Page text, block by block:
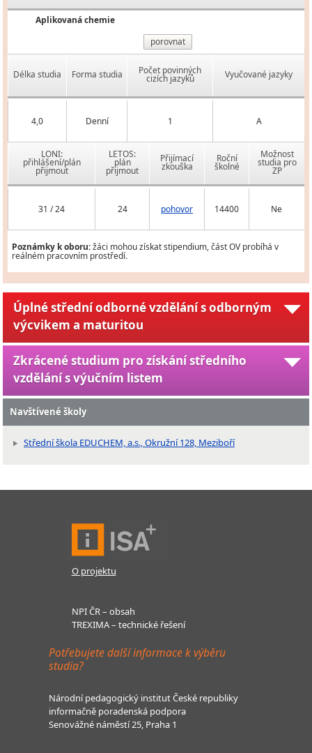
Aplikovaná chemie
porovnat
Délka studia Forma studia Počet povinných
cizích jazyků Vyučované jazyky
4,0 Denní 1 A
LONI:
přihlášení/plán
přijmout
LETOS:
plán
přijmout
Přijímací
zkouška
Roční
školné
Možnost
studia pro
ZP
31 / 24 24 pohovor 14400 Ne
Poznámky k oboru:žáci mohou získat stipendium, část OV probíhá v
reálném pracovním prostředí.
Úplné střední odborné vzdělání s odborným
výcvikem a maturitou
Zkrácené studium pro získání středního
vzdělání s výučním listem
Navštívené školy
Střední škola EDUCHEM, a.s., Okružní 128, Meziboří
O projektu
NPI ČR – obsah
TREXIMA – technické řešení
Potřebujete další informace k výběru
studia?
Národní pedagogický institut České republiky
informačně poradenská podpora
Senovážné náměstí 25, Praha 1